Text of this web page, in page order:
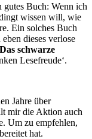
gutes Buch: Wenn ich
wissen will, wie
Ein solches Buch
dieses verlose
schwarze
Lesefreude‘.
Jahre über
mir die Aktion auch
Um zu empfehlen,
hat.